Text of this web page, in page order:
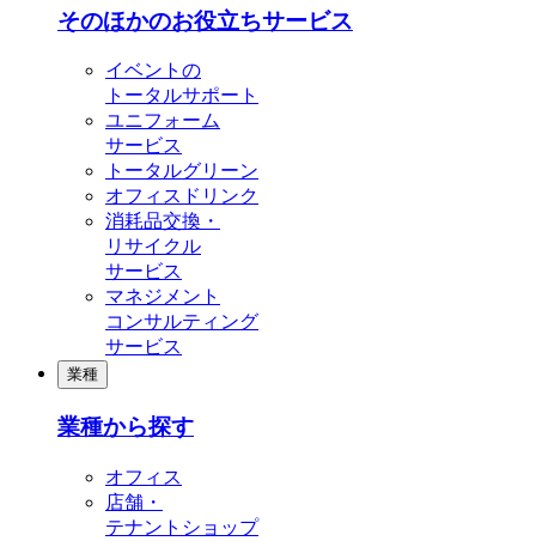
そのほかのお役立ちサービス
イベントの
トータルサポート
ユニフォーム
サービス
トータルグリーン
オフィスドリンク
消耗品交換・
リサイクル
サービス
マネジメント
コンサルティング
サービス
業種
業種から探す
オフィス
店舗・
テナントショップ